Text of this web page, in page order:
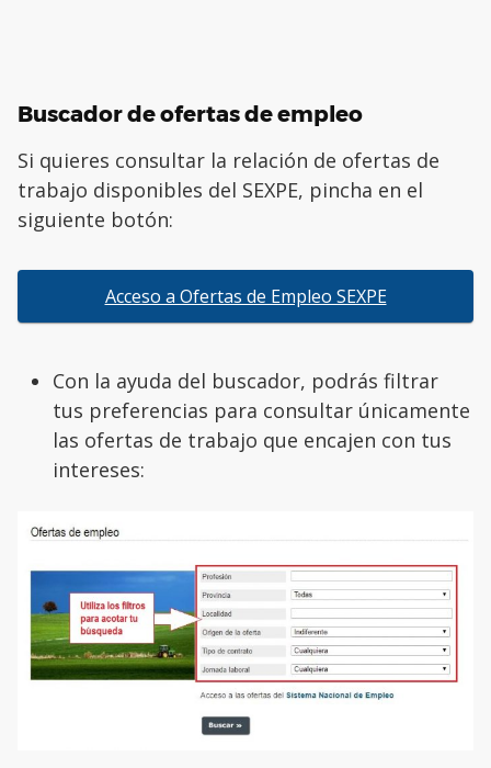
Buscador de ofertas de empleo
Si quieres consultar la relación de ofertas de
trabajo disponibles del SEXPE, pincha en el
siguiente botón:
Acceso a Ofertas de Empleo SEXPE
Con la ayuda del buscador, podrás filtrar
tus preferencias para consultar únicamente
las ofertas de trabajo que encajen con tus
intereses: